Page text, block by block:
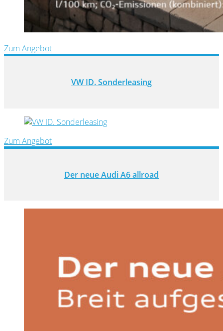
Zum Angebot
VW ID. Sonderleasing
Zum Angebot
Der neue Audi A6 allroad